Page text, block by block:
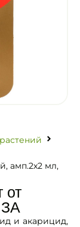
амп.2х2 мл,
от
и акарицид,